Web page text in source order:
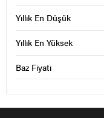
Yıllık En Düşük
Yıllık En Yüksek
Baz Fiyatı